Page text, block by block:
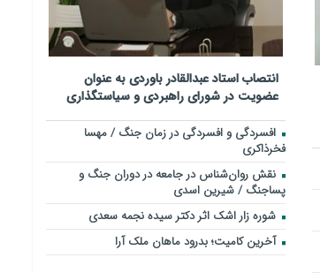
انتصاب استاد عبدالقادر باوردی به عنوان
عضویت در شورای راهبردی و سیاستگذاری
افسردگی و افسردگی در زمان جنگ / مهسا
فخرذاکری
نقش روان‌شناس در جامعه در دوران جنگ و
پساجنگ / شیرین اسدی
شوره زار اشک اثر دکتر سیده نجمه سعدی
​آخرین کامیت؛ بدرود ماهان ملک آرا